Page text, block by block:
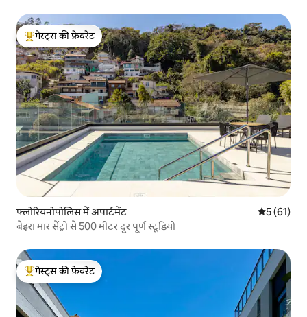
गेस्ट्स का टॉप फ़ेवरेट
गेस्ट्स की फ़ेवरेट
फ्लोरियनोपोलिस में अपार्टमेंट औसत रेटिंग
5 (61)
बेइरा मार सेंट्रो से 500 मीटर दूर पूर्ण स्टूडियो
गेस्ट्स का टॉप फ़ेवरेट
गेस्ट्स की फ़ेवरेट